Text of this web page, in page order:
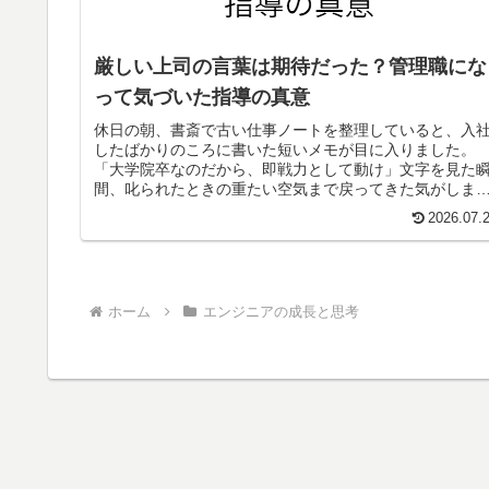
厳しい上司の言葉は期待だった？管理職にな
って気づいた指導の真意
休日の朝、書斎で古い仕事ノートを整理していると、入社
したばかりのころに書いた短いメモが目に入りました。
「大学院卒なのだから、即戦力として動け」文字を見た
間、叱られたときの重たい空気まで戻ってきた気がしまし
た。当時の私は、その言葉を理不尽な叱責として受け止
め、新人なのに、なぜそこまで求められるのか、...
ホーム エンジニアの成長と思考